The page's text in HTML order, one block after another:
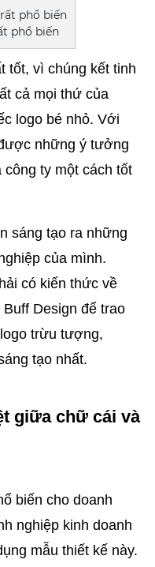
phổ biến
tốt, vì chúng kết tinh
cả mọi thứ của
logo bé nhỏ. Với
những ý tưởng
ty một cách tốt
sáng tạo ra những
của mình.
có kiến thức về
Design để trao
trừu tượng,
tạo nhất.
giữa chữ cái và
biến cho doanh
nghiệp kinh doanh
mẫu thiết kế này.